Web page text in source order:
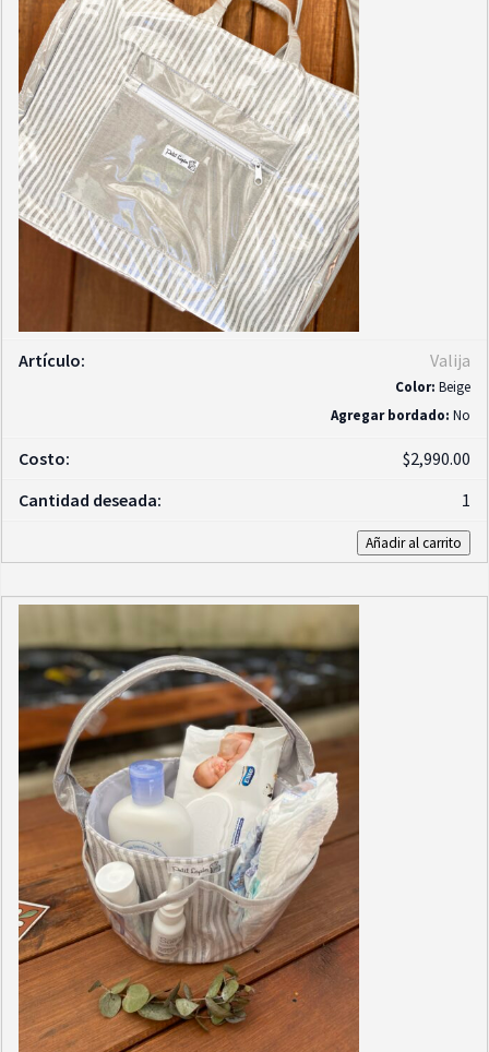
Valija
Color: Beige
Agregar bordado: No
$2,990.00
1
Añadir al carrito